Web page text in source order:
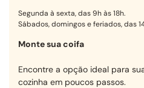
Segunda à sexta, das 9h às 18h.
Sábados, domingos e feriados, das
Monte sua coifa
Encontre a opção ideal para
cozinha em poucos passos.